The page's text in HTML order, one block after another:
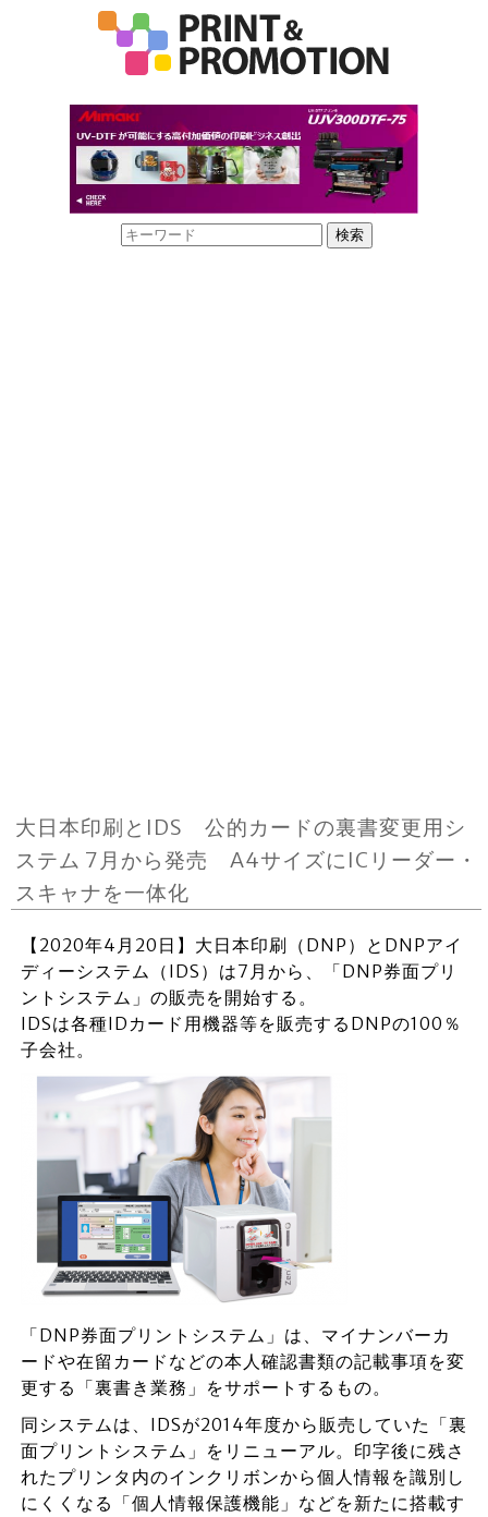
大日本印刷とIDS 公的カードの裏書変更用シ
ステム 7月から発売 A4サイズにICリーダー・
スキャナを一体化
【2020年4月20日】大日本印刷（DNP）とDNPアイ
ディーシステム（IDS）は7月から、「DNP券面プリ
ントシステム」の販売を開始する。
IDSは各種IDカード用機器等を販売するDNPの100％
子会社。
「DNP券面プリントシステム」は、マイナンバーカ
ードや在留カードなどの本人確認書類の記載事項を変
更する「裏書き業務」をサポートするもの。
同システムは、IDSが2014年度から販売していた「裏
面プリントシステム」をリニューアル。印字後に残さ
れたプリンタ内のインクリボンから個人情報を識別し
にくくなる「個人情報保護機能」などを新たに搭載す